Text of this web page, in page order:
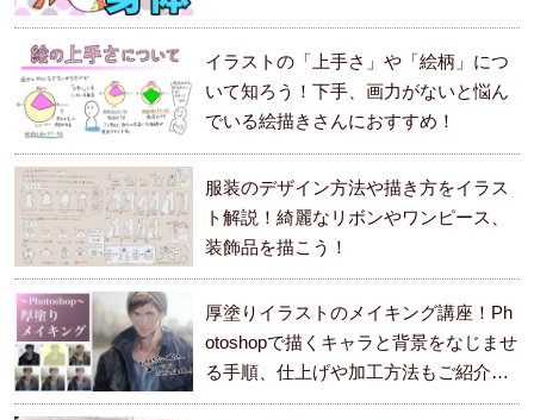
イラストの「上手さ」や「絵柄」につ
いて知ろう！下手、画力がないと悩ん
でいる絵描きさんにおすすめ！
服装のデザイン方法や描き方をイラス
ト解説！綺麗なリボンやワンピース、
装飾品を描こう！
厚塗りイラストのメイキング講座！Ph
otoshopで描くキャラと背景をなじませ
る手順、仕上げや加工方法もご紹介し
ます。